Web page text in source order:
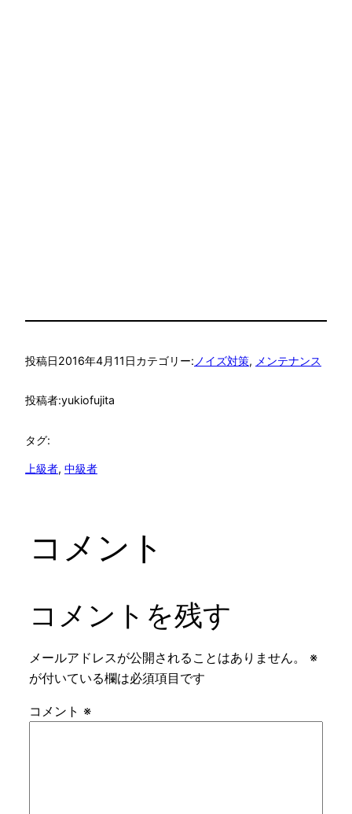
投稿日2016年4月11日カテゴリー: ノイズ対策, メンテナンス
投稿者:yukiofujita
タグ:
上級者, 中級者
コメント
コメントを残す
メールアドレスが公開されることはありません。
※
が付いている欄は必須項目です
コメント ※